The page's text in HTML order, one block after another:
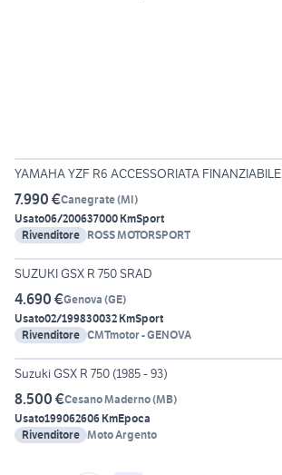
YAMAHA YZF R6 ACCESSORIATA FINANZIABILE
7.990 €Canegrate(MI)
Usato06/200637000 KmSport
Rivenditore ROSS MOTORSPORT
9
SUZUKI GSX R 750 SRAD
4.690 €Genova (GE)
Usato02/199830032 KmSport
Rivenditore CMTmotor - GENOVA
19
Suzuki GSX R 750 (1985 - 93)
8.500 €Cesano Maderno(MB)
Usato199062606 KmEpoca
Rivenditore Moto Argento